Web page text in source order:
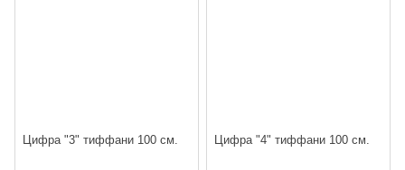
Цифра "3" тиффани 100 см. Цифра "4" тиффани 100 см.